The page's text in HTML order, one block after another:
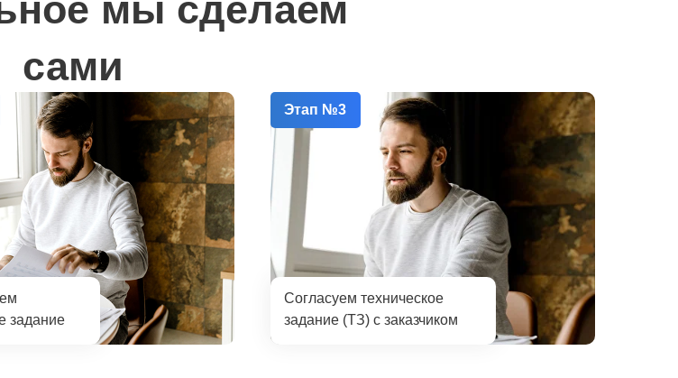
мы сделаем
сами
Этап №3
задание
Согласуем техническое
задание (ТЗ) с заказчиком